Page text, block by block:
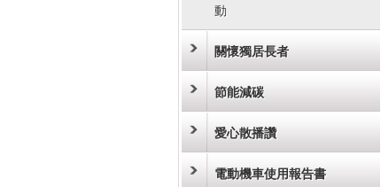
動
關懷獨居長者
節能減碳
愛心散播讚
電動機車使用報告書